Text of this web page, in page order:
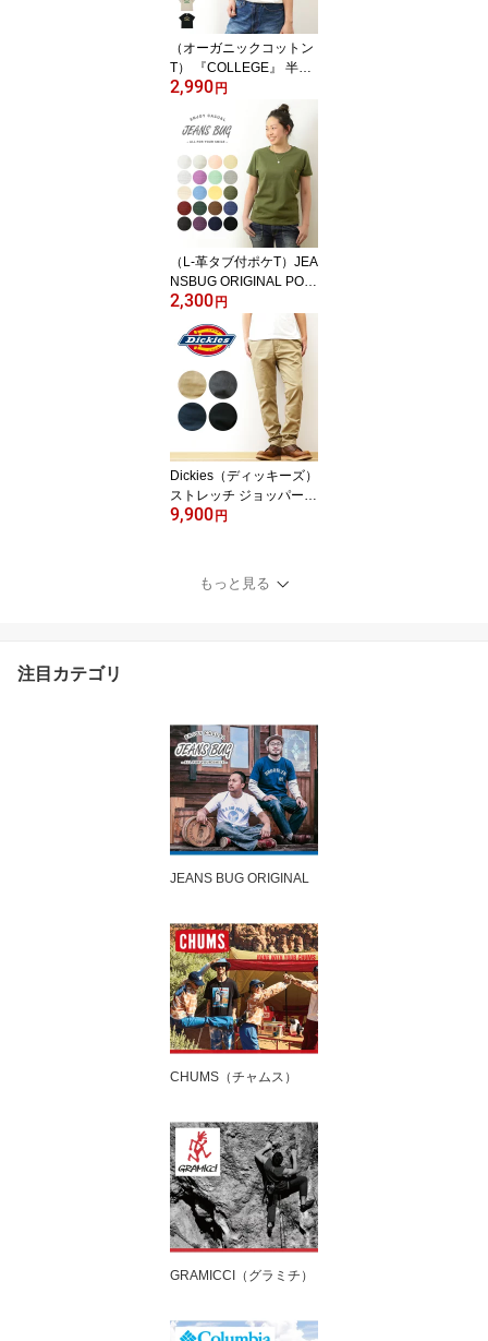
メリカン バイク ガレー
ジ 白 黒 【LRT-MOTO
R】
（オーガニックコットン
T） 『COLLEGE』 半袖
Tシャツ レディース ゆっ
たり オーバーサイズ 大
きいサイズ 大きめ メン
ズ ユニセックス ORGABI
TS ブランド 綿100% カ
ジュアル トップス ティ
ーシャツ まとめ買い お
しゃれ プリント カレッ
ジ ロゴ 大学 アメカジ
【OGS-CLG】
2,990円
（L-革タブ付ポケT）JEA
NSBUG ORIGINAL POC
KET T-SHIRT オリジナル
本革 タブ アクセント 半
袖 ポケット Tシャツ クル
ーネック 厚手 無地 Tシャ
ツ カットソー レディー
ス キッズサイズ対応 親
子ペア おそろい 親子 ペ
アルック 透けない 綿 コ
ットン 【LPKST-L1】
2,300円
Dickies（ディッキーズ）
ストレッチ ジョッパーズ
ワークパンツ メンズ チ
スリム テーパード スキ
ニーパンツ 細身 丈夫 ア
9,900円
もっと見る
注目カテゴリ
JEANS BUG ORIGINAL
CHUMS（チャムス）
GRAMICCI（グラミチ）